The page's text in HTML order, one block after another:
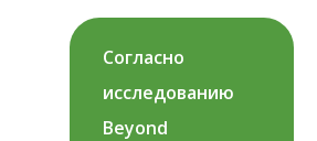
Согласно
исследованию
Beyond